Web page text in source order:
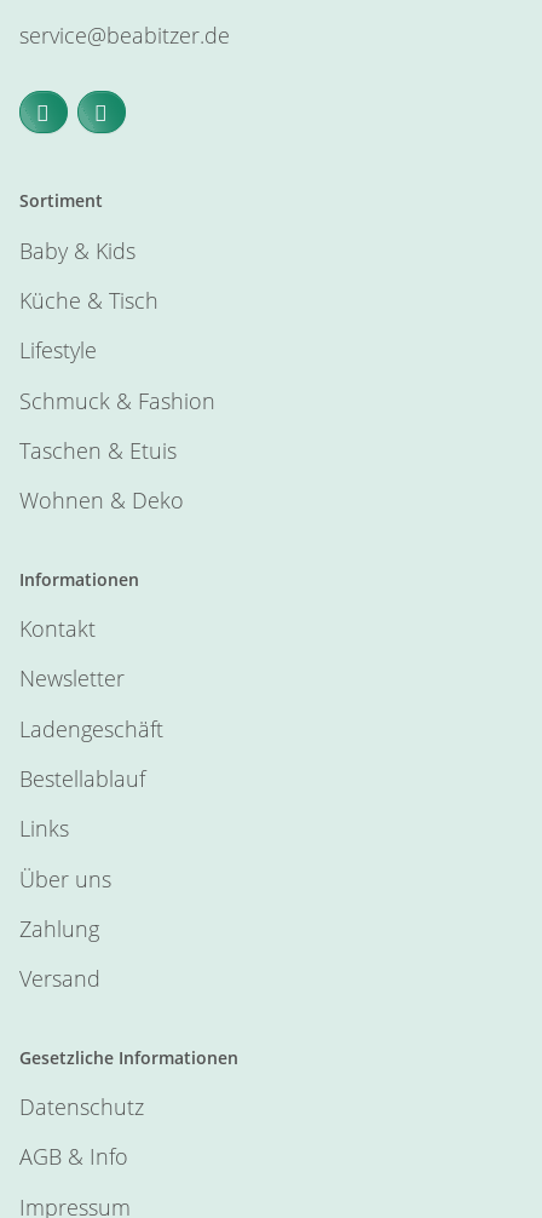
service@beabitzer.de
Sortiment
Baby & Kids
Küche & Tisch
Lifestyle
Schmuck & Fashion
Taschen & Etuis
Wohnen & Deko
Informationen
Kontakt
Newsletter
Ladengeschäft
Bestellablauf
Links
Über uns
Zahlung
Versand
Gesetzliche Informationen
Datenschutz
AGB & Info
Impressum